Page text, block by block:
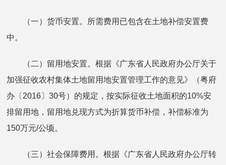
（一）货币安置。所需费用已包含在土地补偿安置费
中。
（二）留用地安置。根据《广东省人民政府办公厅关于
加强征收农村集体土地留用地安置管理工作的意见》（粤府
办〔2016〕30号）的规定，按实际征收土地面积的10%安
排留用地，留用地兑现方式为折算货币补偿，补偿标准为
150万元/公顷。
（三）社会保障费用。根据《广东省人民政府办公厅转